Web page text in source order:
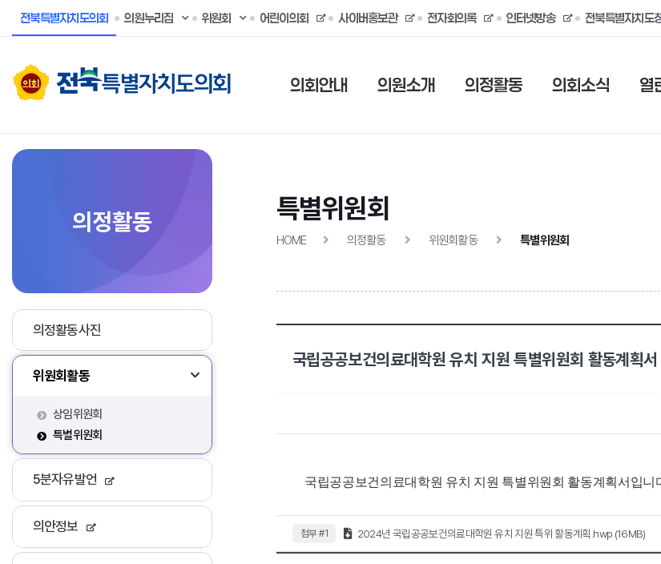
전북특별자치도의회 의원누리집 위원회 어린이의회 사이버홍보관 전자회의록 인터넷방송 전북특별자치도
의회안내 의원소개 의정활동 의회소식 열
의정활동
의정활동사진
위원회활동
상임위원회
특별위원회
5분자유발언
의안정보
특별위원회
HOME 의정활동 위원회활동 특별위원회
국립공공보건의료대학원 유치 지원 특별위원회 활동계획서
국립공공보건의료대학원 유치 지원 특별위원회 활동계획서입니
첨부 #1 2024년 국립공공보건의료대학원 유치 지원 특위 활동계획.hwp (16MB)